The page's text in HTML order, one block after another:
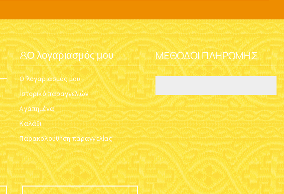
Ο λογαριασμός μου
Ο λογαριασμός μου
Ιστορικό παραγγελιών
Αγαπημένα
Καλάθι
Παρακολούθηση παραγγελίας
ΜΈΘΟΔΟΙ ΠΛΗΡΩΜΉΣ